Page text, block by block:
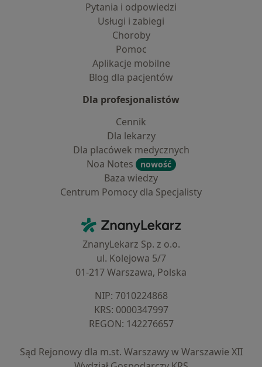
Pytania i odpowiedzi
Usługi i zabiegi
Choroby
Pomoc
Aplikacje mobilne
Blog dla pacjentów
Dla profesjonalistów
Cennik
Dla lekarzy
Dla placówek medycznych
Noa Notes
nowość
Baza wiedzy
Centrum Pomocy dla Specjalisty
ZnanyLekarz - Strona główna
ZnanyLekarz Sp. z o.o.
ul. Kolejowa 5/7
01-217 Warszawa, Polska
NIP: ⁠7010224868
KRS: ⁠0000347997
REGON: ⁠142276657
Sąd Rejonowy dla m.st. Warszawy w Warszawie XII